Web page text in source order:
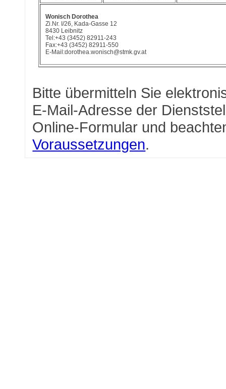
Wonisch Dorothea
Zi.Nr. I/26, Kada-Gasse 12
8430 Leibnitz
Tel:+43 (3452) 82911-243
Fax:+43 (3452) 82911-550
E-Mail:dorothea.wonisch@stmk.gv.at
Bitte übermitteln Sie
E-Mail-Adresse der
Online-Formular und
Voraussetzungen.